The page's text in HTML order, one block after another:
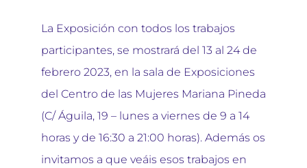
La Exposición con todos los trabajos
participantes, se mostrará del 13 al 24 de
febrero 2023, en la sala de Exposiciones
del Centro de las Mujeres Mariana Pineda
(C/ Águila, 19 – lunes a viernes de 9 a 14
horas y de 16:30 a 21:00 horas). Además os
invitamos a que veáis esos trabajos en